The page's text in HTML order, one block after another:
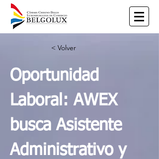
< Volver
Oportunidad
Laboral: AWEX
busca Asistente
Administrativo y